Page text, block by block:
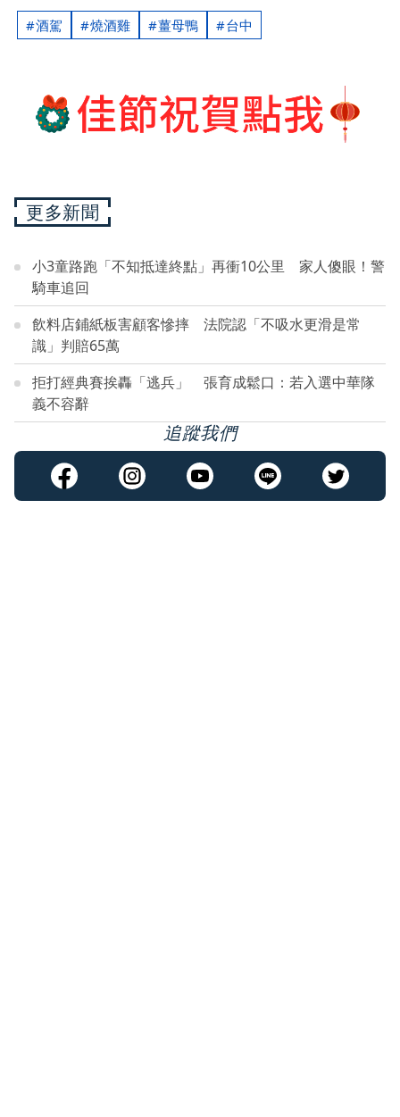
酒駕 燒酒雞 薑母鴨 台中
更多新聞
小3童路跑「不知抵達終點」再衝10公里 家人傻眼！警
騎車追回
飲料店鋪紙板害顧客慘摔 法院認「不吸水更滑是常
識」判賠65萬
拒打經典賽挨轟「逃兵」 張育成鬆口：若入選中華隊
義不容辭
追蹤我們